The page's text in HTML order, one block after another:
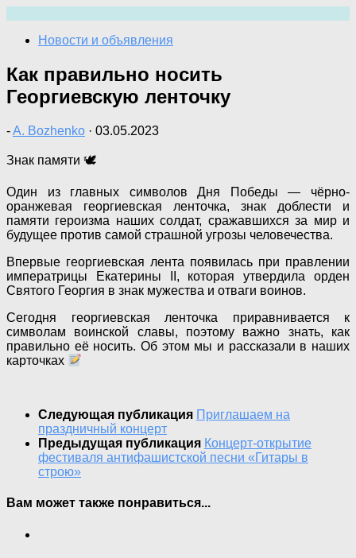
содержимому
Новости и объявления
Как правильно носить
Георгиевскую ленточку
-A. Bozhenko · 03.05.2023
Знак памяти 🕊
Один из главных символов Дня Победы — чёрно-
оранжевая георгиевская ленточка, знак доблести и
памяти героизма наших солдат, сражавшихся за мир и
будущее против самой страшной угрозы человечества.
Впервые георгиевская лента появилась при правлении
императрицы Екатерины II, которая утвердила орден
Святого Георгия в знак мужества и отваги воинов.
Сегодня георгиевская ленточка приравнивается к
символам воинской славы, поэтому важно знать, как
правильно её носить. Об этом мы и рассказали в наших
карточках
Следующая публикация Приглашаем на
праздничный концерт
Предыдущая публикация Концерт-открытие
фестиваля антифашистской песни «Гитары в
строю»
Вам может также понравиться...